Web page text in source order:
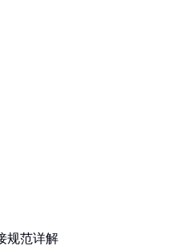
规范详解